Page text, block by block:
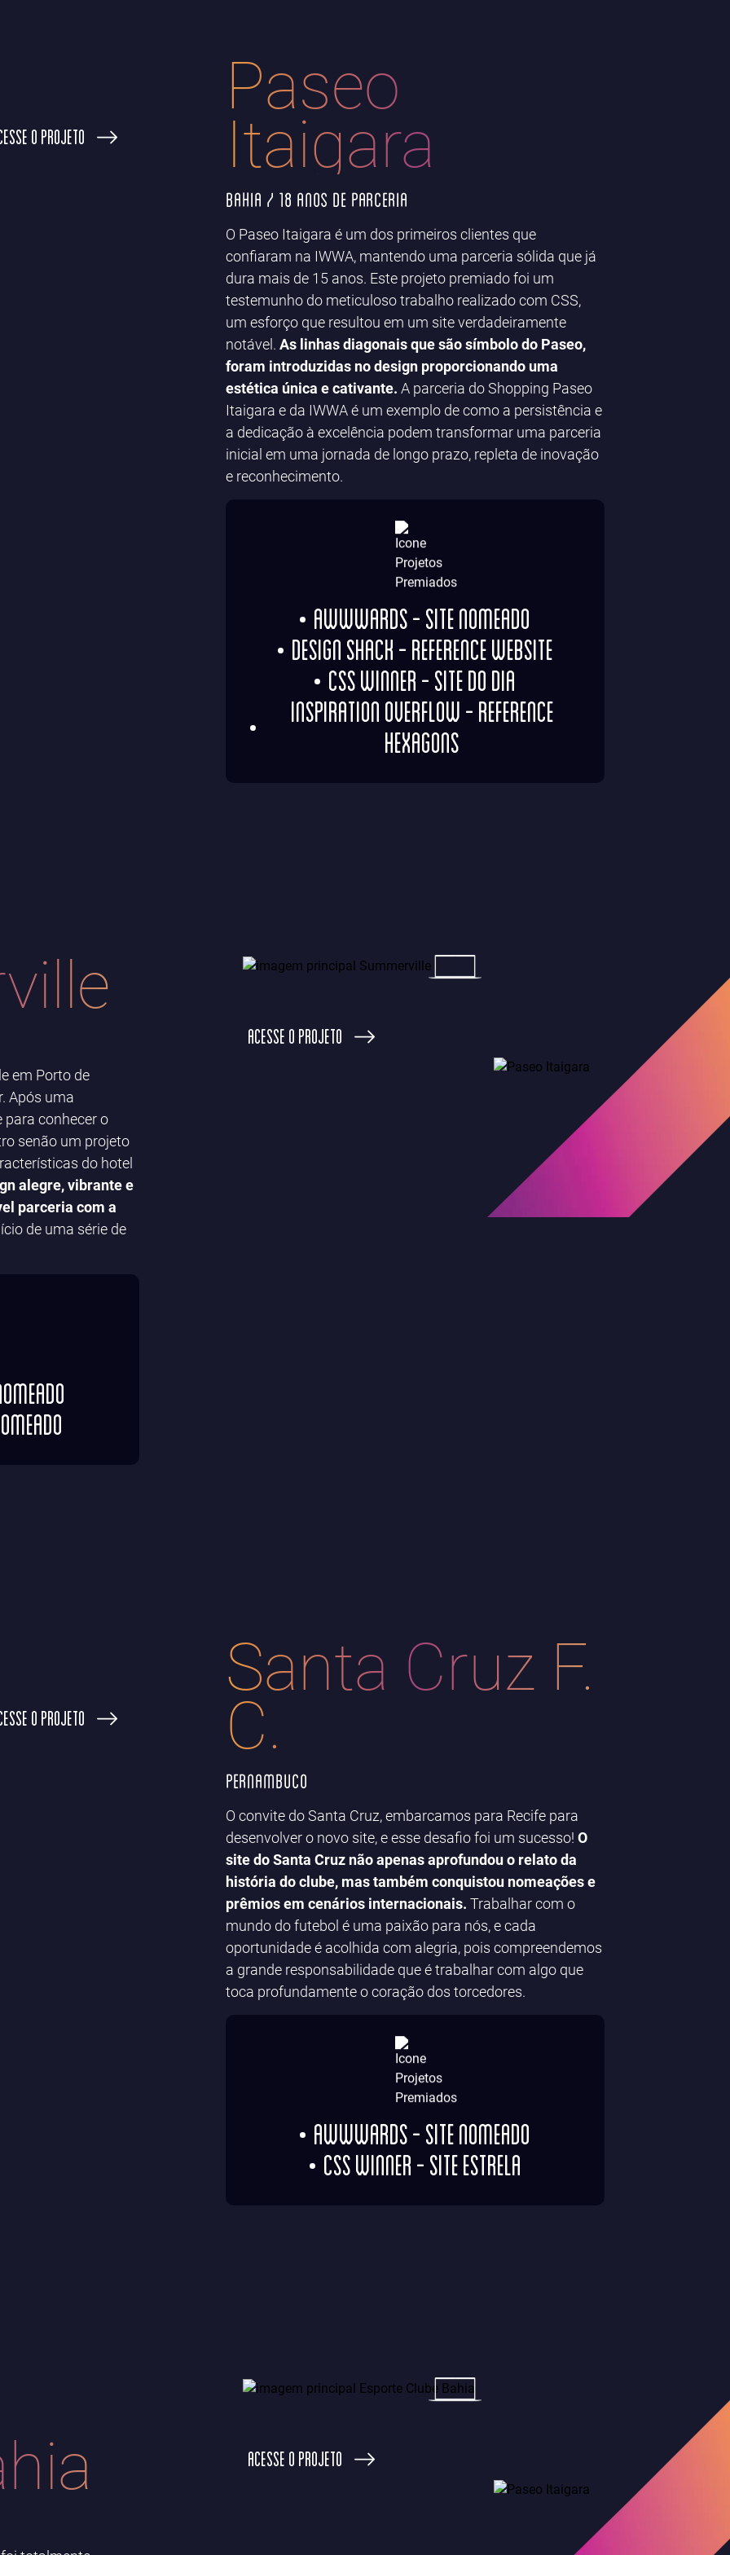
O PROJETO
Paseo
Itaigara
Bahia / 18 anos de parceria
O Paseo Itaigara é um dos primeiros clientes que
confiaram na IWWA, mantendo uma parceria sólida que já
dura mais de 15 anos. Este projeto premiado foi um
testemunho do meticuloso trabalho realizado com CSS,
um esforço que resultou em um site verdadeiramente
notável. As linhas diagonais que são símbolo do Paseo,
foram introduzidas no design proporcionando uma
estética única e cativante. A parceria do Shopping Paseo
Itaigara e da IWWA é um exemplo de como a persistência e
a dedicação à excelência podem transformar uma parceria
inicial em uma jornada de longo prazo, repleta de inovação
e reconhecimento.
Awwwards - Site Nomeado
Design Shack - Reference Website
Css Winner - Site do Dia
Inspiration Overflow - Reference
Hexagons
ACESSE O PROJETO
em Porto de
Após uma
conhecer o
senão um projeto
do hotel
alegre, vibrante e
parceria com a
de uma série de
O PROJETO
Santa Cruz F.
C.
Pernambuco
O convite do Santa Cruz, embarcamos para Recife para
desenvolver o novo site, e esse desafio foi um sucesso! O
site do Santa Cruz não apenas aprofundou o relato da
história do clube, mas também conquistou nomeações e
prêmios em cenários internacionais. Trabalhar com o
mundo do futebol é uma paixão para nós, e cada
oportunidade é acolhida com alegria, pois compreendemos
a grande responsabilidade que é trabalhar com algo que
toca profundamente o coração dos torcedores.
Awwwards - Site Nomeado
Css Winner - Site Estrela
ACESSE O PROJETO